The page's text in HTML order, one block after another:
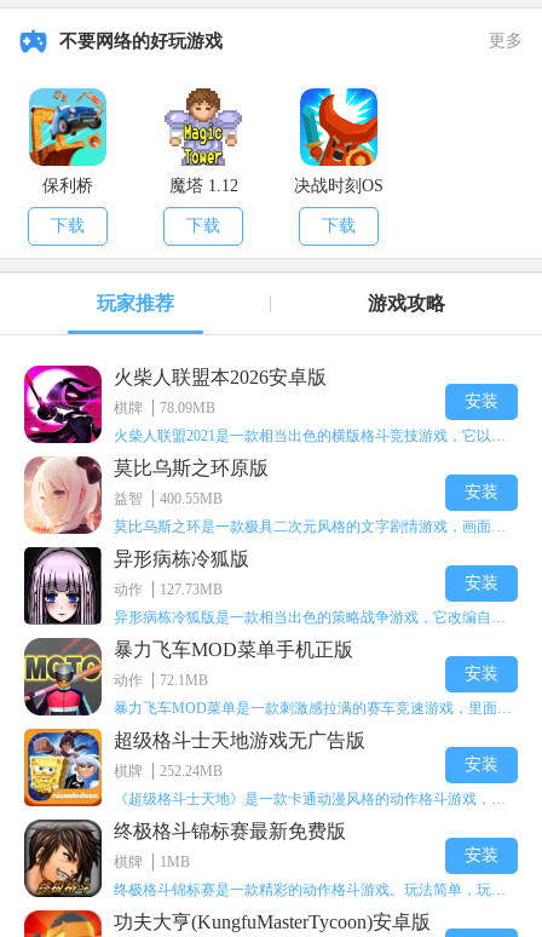
不要网络的好玩游戏 更多
保利桥
下载
魔塔 1.12
下载
决战时刻OS
下载
玩家推荐 游戏攻略
火柴人联盟本2026安卓版
棋牌
78.09MB
安装
莫比乌斯之环原版
益智
400.55MB
安装
异形病栋冷狐版
动作
127.73MB
安装
暴力飞车MOD菜单手机正版
动作
72.1MB
安装
超级格斗士天地游戏无广告版
棋牌
252.24MB
安装
终极格斗锦标赛最新免费版
棋牌
1MB
安装
功夫大亨(KungfuMasterTycoon)安卓版